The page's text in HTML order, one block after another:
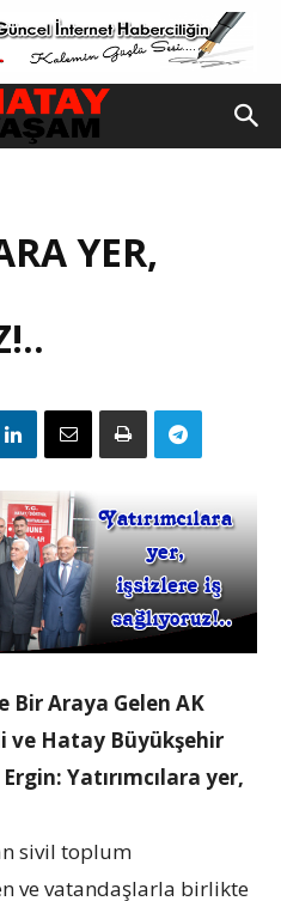
YER,
Bir Araya Gelen AK
Hatay Büyükşehir
Yatırımcılara yer,
sivil toplum
ve vatandaşlarla birlikte